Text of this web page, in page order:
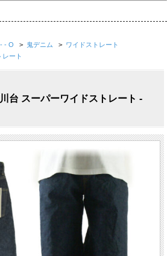
- O > 鬼デニム > ワイドストレート
レート
台 スーパーワイドストレート -